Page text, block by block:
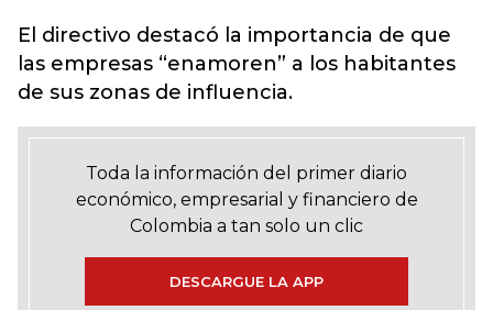
El directivo destacó la importancia de que
las empresas “enamoren” a los habitantes
de sus zonas de influencia.
Toda la información del primer diario
económico, empresarial y financiero de
Colombia a tan solo un clic
DESCARGUE LA APP